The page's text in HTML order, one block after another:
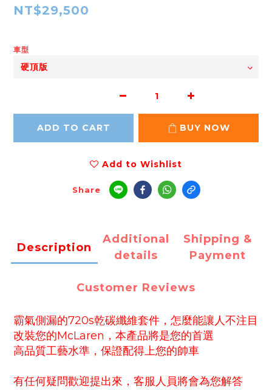
NT$29,500
車型
ADD TO CART BUY NOW
Add to Wishlist
Share
Description
Additional
details
Shipping &
Payment
Customer Reviews
霸氣側漏的720s乾碳纖維套件，怎麼能讓人不注目
改裝您的McLaren，本產品將是您的首選
高品質工藝水準，保證配得上您的帥車
有任何疑問歡迎提出來，客服人員將會為您解答